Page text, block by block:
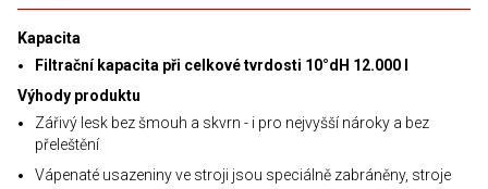
Kapacita
Filtrační kapacita při celkové tvrdosti 10°dH 12.000 l
Výhody produktu
Zářivý lesk bez šmouh a skvrn - i pro nejvyšší nároky a bez
přeleštění
Vápenaté usazeniny ve stroji jsou speciálně zabráněny, stroje